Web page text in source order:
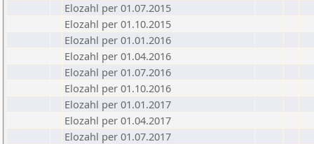
Elozahl per 01.07.2015
Elozahl per 01.10.2015
Elozahl per 01.01.2016
Elozahl per 01.04.2016
Elozahl per 01.07.2016
Elozahl per 01.10.2016
Elozahl per 01.01.2017
Elozahl per 01.04.2017
Elozahl per 01.07.2017